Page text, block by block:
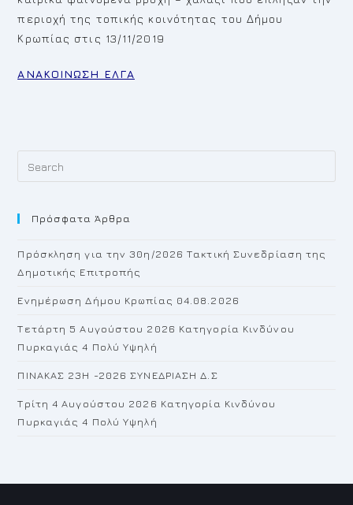
περιοχή της τοπικής κοινότητας του Δήμου
Κρωπίας στις 13/11/2019
ΑΝΑΚΟΙΝΩΣΗ ΕΛΓΑ
Πρόσφατα Άρθρα
Πρόσκληση για την 30η/2026 Τακτική Συνεδρίαση της
Δημοτικής Επιτροπής
Ενημέρωση Δήμου Κρωπίας 04.08.2026
Τετάρτη 5 Αυγούστου 2026 Κατηγορία Κινδύνου
Πυρκαγιάς 4 Πολύ Υψηλή
ΠΙΝΑΚΑΣ 23H -2026 ΣΥΝΕΔΡΙΑΣΗ Δ.Σ
Τρίτη 4 Αυγούστου 2026 Κατηγορία Κινδύνου
Πυρκαγιάς 4 Πολύ Υψηλή